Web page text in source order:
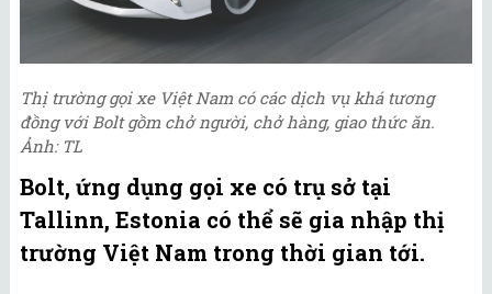
Thị trường gọi xe Việt Nam có các dịch vụ khá tương
đồng với Bolt gồm chở người, chở hàng, giao thức ăn.
Ảnh: TL
Bolt, ứng dụng gọi xe có trụ sở tại
Tallinn, Estonia có thể sẽ gia nhập thị
trường Việt Nam trong thời gian tới.